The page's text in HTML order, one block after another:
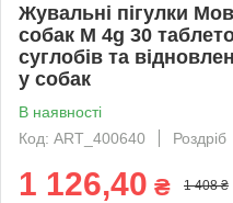
Жувальні пігулки
собак M 4g 30
суглобів та
у собак
В наявності
Код: ART_400640
Роздріб
1 126,40 ₴ 1 408 ₴